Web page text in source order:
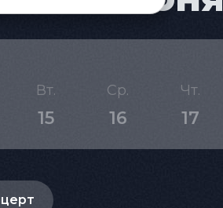
Вт.
15
Ср.
16
Чт.
17